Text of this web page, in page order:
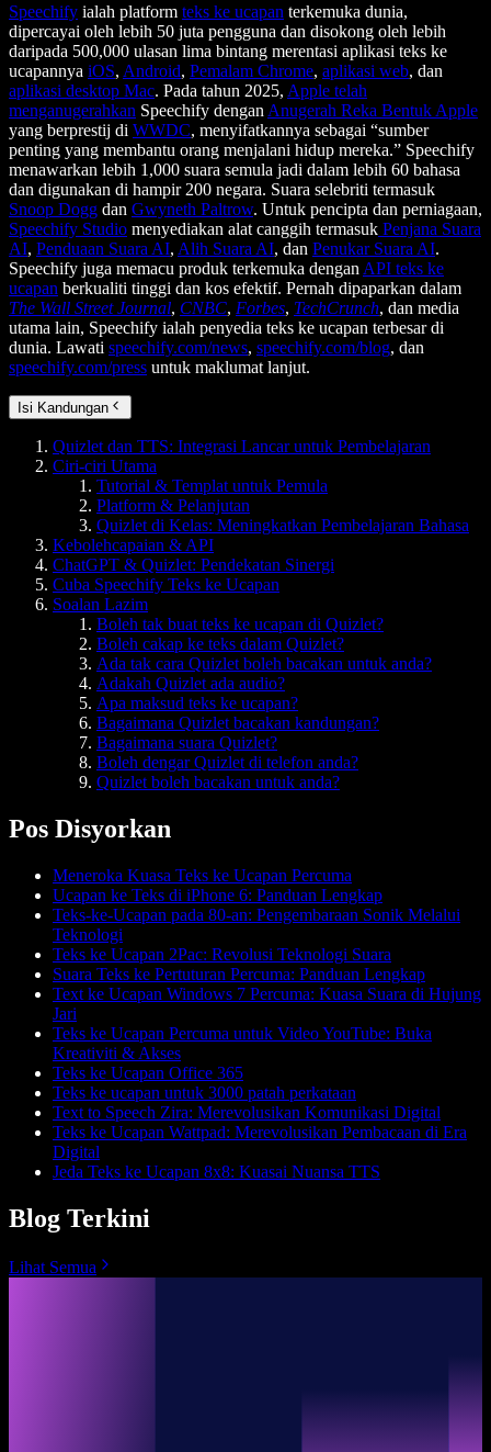
Speechify ialah platform teks ke ucapan terkemuka dunia,
dipercayai oleh lebih 50 juta pengguna dan disokong oleh lebih
daripada 500,000 ulasan lima bintang merentasi aplikasi teks ke
ucapannya iOS, Android, Pemalam Chrome, aplikasi web, dan
aplikasi desktop Mac. Pada tahun 2025, Apple telah
menganugerahkan Speechify dengan Anugerah Reka Bentuk Apple
yang berprestij di WWDC, menyifatkannya sebagai “sumber
penting yang membantu orang menjalani hidup mereka.” Speechify
menawarkan lebih 1,000 suara semula jadi dalam lebih 60 bahasa
dan digunakan di hampir 200 negara. Suara selebriti termasuk
Snoop Dogg dan Gwyneth Paltrow. Untuk pencipta dan perniagaan,
Speechify Studio menyediakan alat canggih termasuk Penjana Suara
AI, Penduaan Suara AI, Alih Suara AI, dan Penukar Suara AI.
Speechify juga memacu produk terkemuka dengan API teks ke
ucapan berkualiti tinggi dan kos efektif. Pernah dipaparkan dalam
The Wall Street Journal, CNBC, Forbes, TechCrunch, dan media
utama lain, Speechify ialah penyedia teks ke ucapan terbesar di
dunia. Lawati speechify.com/news, speechify.com/blog, dan
speechify.com/press untuk maklumat lanjut.
Isi Kandungan
Quizlet dan TTS: Integrasi Lancar untuk Pembelajaran
Ciri-ciri Utama
Tutorial & Templat untuk Pemula
Platform & Pelanjutan
Quizlet di Kelas: Meningkatkan Pembelajaran Bahasa
Kebolehcapaian & API
ChatGPT & Quizlet: Pendekatan Sinergi
Cuba Speechify Teks ke Ucapan
Soalan Lazim
Boleh tak buat teks ke ucapan di Quizlet?
Boleh cakap ke teks dalam Quizlet?
Ada tak cara Quizlet boleh bacakan untuk anda?
Adakah Quizlet ada audio?
Apa maksud teks ke ucapan?
Bagaimana Quizlet bacakan kandungan?
Bagaimana suara Quizlet?
Boleh dengar Quizlet di telefon anda?
Quizlet boleh bacakan untuk anda?
Pos Disyorkan
Meneroka Kuasa Teks ke Ucapan Percuma
Ucapan ke Teks di iPhone 6: Panduan Lengkap
Teks-ke-Ucapan pada 80-an: Pengembaraan Sonik Melalui
Teknologi
Teks ke Ucapan 2Pac: Revolusi Teknologi Suara
Suara Teks ke Pertuturan Percuma: Panduan Lengkap
Text ke Ucapan Windows 7 Percuma: Kuasa Suara di Hujung
Jari
Teks ke Ucapan Percuma untuk Video YouTube: Buka
Kreativiti & Akses
Teks ke Ucapan Office 365
Teks ke ucapan untuk 3000 patah perkataan
Text to Speech Zira: Merevolusikan Komunikasi Digital
Teks ke Ucapan Wattpad: Merevolusikan Pembacaan di Era
Digital
Jeda Teks ke Ucapan 8x8: Kuasai Nuansa TTS
Blog Terkini
Lihat Semua